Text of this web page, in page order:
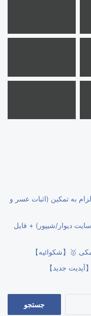
به تمکین (اثبات عسر و
(سایت دیوار/شیپور) + فایل
🥇【شکوائیه】
جدید】